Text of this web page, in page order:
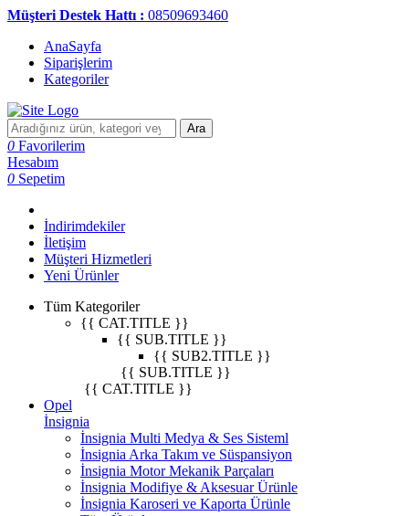
Müşteri Destek Hattı : 08509693460
AnaSayfa
Siparişlerim
Kategoriler
Ara
0 Favorilerim
Hesabım
0 Sepetim
İndirimdekiler
İletişim
Müşteri Hizmetleri
Yeni Ürünler
Tüm Kategoriler
{{ CAT.TITLE }}
{{ SUB.TITLE }}
{{ SUB2.TITLE }}
{{ SUB.TITLE }}
{{ CAT.TITLE }}
Opel
İnsignia
İnsignia Multi Medya & Ses Sisteml
İnsignia Arka Takım ve Süspansiyon
İnsignia Motor Mekanik Parçaları
İnsignia Modifiye & Aksesuar Ürünle
İnsignia Karoseri ve Kaporta Ürünle